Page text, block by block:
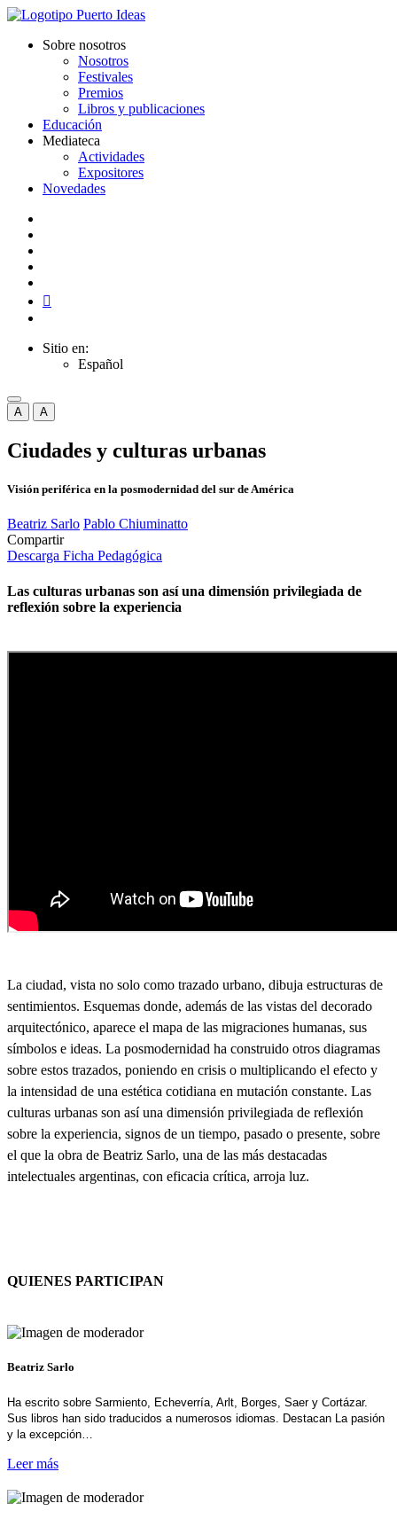
Sobre nosotros
Nosotros
Festivales
Premios
Libros y publicaciones
Educación
Mediateca
Actividades
Expositores
Novedades
Sitio en:
Español
A A
Ciudades y culturas urbanas
Visión periférica en la posmodernidad del sur de América
Beatriz Sarlo Pablo Chiuminatto
Compartir
Descarga Ficha Pedagógica
Las culturas urbanas son así una dimensión privilegiada de
reflexión sobre la experiencia
La ciudad, vista no solo como trazado urbano, dibuja estructuras de
sentimientos. Esquemas donde, además de las vistas del decorado
arquitectónico, aparece el mapa de las migraciones humanas, sus
símbolos e ideas. La posmodernidad ha construido otros diagramas
sobre estos trazados, poniendo en crisis o multiplicando el efecto y
la intensidad de una estética cotidiana en mutación constante. Las
culturas urbanas son así una dimensión privilegiada de reflexión
sobre la experiencia, signos de un tiempo, pasado o presente, sobre
el que la obra de Beatriz Sarlo, una de las más destacadas
intelectuales argentinas, con eficacia crítica, arroja luz.
QUIENES PARTICIPAN
Beatriz Sarlo
Ha escrito sobre Sarmiento, Echeverría, Arlt, Borges, Saer y Cortázar.
Sus libros han sido traducidos a numerosos idiomas. Destacan La pasión
y la excepción…
Leer más